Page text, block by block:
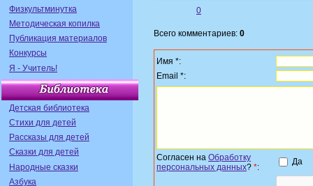
Физкультминутка
Методическая копилка
Публикация материалов
Конкурсы
Я - Учитель!
Детская библиотека
Стихи для детей
Рассказы для детей
Сказки для детей
Народные сказки
Азбука
0
Всего комментариев: 0
Имя *:
Email *:
Согласен на Обработку
персональных данных? *:
Да